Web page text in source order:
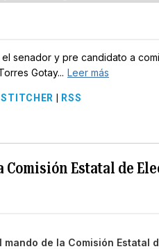
senador y pre candidato a
Gotay... Leer más
STITCHER RSS
Comisión Estatal de
mando de la Comisión Estatal